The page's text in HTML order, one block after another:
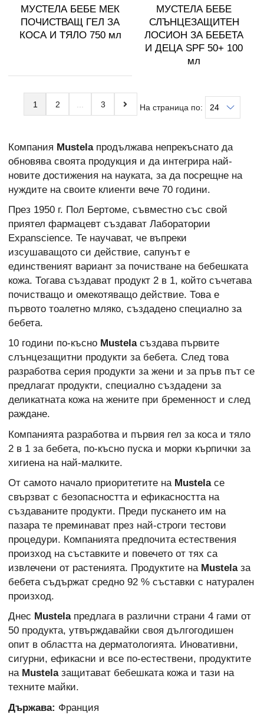
МУСТЕЛА БЕБЕ МЕК
ПОЧИСТВАЩ ГЕЛ ЗА
КОСА И ТЯЛО 750 мл
МУСТЕЛА БЕБЕ
СЛЪНЦЕЗАЩИТЕН
ЛОСИОН ЗА БЕБЕТА
И ДЕЦА SPF 50+ 100
мл
1 2 3 На страница по:
Компания Mustelaпродължава непрекъснато да
обновява своята продукция и да интегрира най-
новите достижения на науката, за да посрещне на
нуждите на своите клиенти вече 70 години.
През 1950 г. Пол Бертоме, съвместно със свой
приятел фармацевт създават Лаборатории
Expanscience. Те научават, че въпреки
изсушаващото си действие, сапунът е
единственият вариант за почистване на бебешката
кожа. Тогава създават продукт 2 в 1, който съчетава
почистващо и омекотяващо действие. Това е
първото тоалетно мляко, създадено специално за
бебета.
10 години по-късно Mustelaсъздава първите
слънцезащитни продукти за бебета. След това
разработва серия продукти за жени и за пръв път се
предлагат продукти, специално създадени за
деликатната кожа на жените при бременност и след
раждане.
Компанията разработва и първия гел за коса и тяло
2 в 1 за бебета, по-късно пуска и морки кърпички за
хигиена на най-малките.
От самото начало приоритетите на Mustelaсе
свързват с безопасността и ефикасността на
създаваните продукти. Преди пускането им на
пазара те преминават през най-строги тестови
процедури. Компанията предпочита естествения
произход на съставките и повечето от тях са
извлечени от растенията. Продуктите на Mustelaза
бебета съдържат средно 92 % съставки с натурален
произход.
Днес Mustelaпредлага в различни страни 4 гами от
50 продукта, утвърждавайки своя дългогодишен
опит в областта на дерматологията. Иновативни,
сигурни, ефикасни и все по-естествени, продуктите
на Mustelaзащитават бебешката кожа и тази на
техните майки.
Държава: Франция